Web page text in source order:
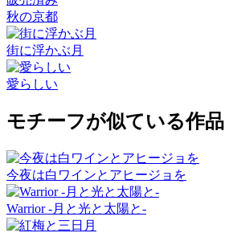
秋の京都
街に浮かぶ月
愛らしい
モチーフが似ている作品
今夜は白ワインとアヒージョを
Warrior -月と光と太陽と-